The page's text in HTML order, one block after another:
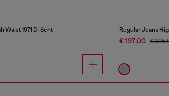
Waist 1971 D-Sent Regular Jeans
€ 197,00 €